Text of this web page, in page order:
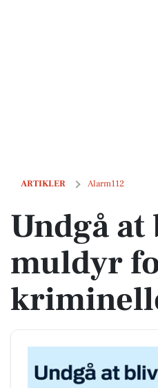
ARTIKLER Alarm112
Undgå at blive muldyr for
Undgå at
muldyr